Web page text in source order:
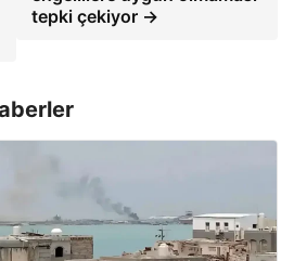
tepki çekiyor →